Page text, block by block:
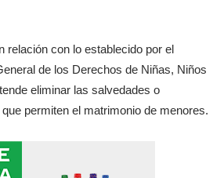
relación con lo establecido por el
de los Derechos de Niñas, Niños
eliminar las salvedades o
permiten el matrimonio de menores.